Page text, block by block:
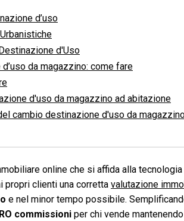
d’uso
d'Uso
da magazzino: come fare
d'uso da magazzino ad abitazione
cambio destinazione d'uso da
online che si affida alla
propri clienti una corretta valutazione
e nel minor tempo possibile.
commissioni per chi vende